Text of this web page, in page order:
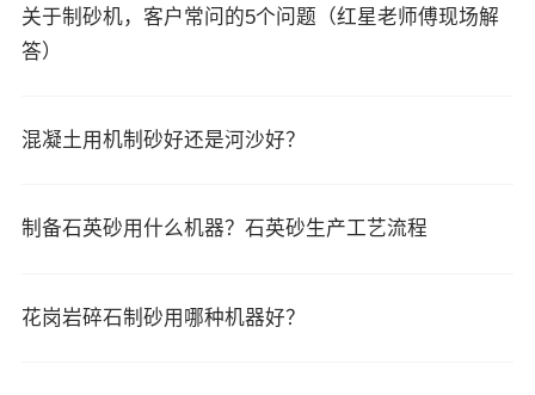
关于制砂机，客户常问的5个问题（红星老师傅现场解
答）
混凝土用机制砂好还是河沙好？
制备石英砂用什么机器？石英砂生产工艺流程
花岗岩碎石制砂用哪种机器好？